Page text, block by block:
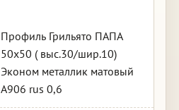
Профиль Грильято ПАПА
50х50 ( выс.30/шир.10)
Эконом металлик матовый
А906 rus 0,6